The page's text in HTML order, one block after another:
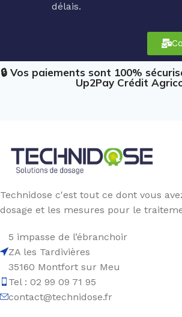
délais.
🔒 Vos paiements sont 100%
Up2Pay Crédit
Technidose c'est tout ce dont vous
dosage et les mesures pour le
5 impasse de l’ébranchoir
ZA les Tardivières
35160 Montfort sur Meu
Tel : 02 99 09 71 95
contact@technidose.fr